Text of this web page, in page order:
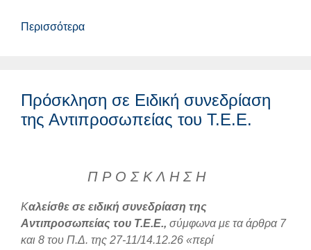
Περισσότερα
Πρόσκληση σε Ειδική συνεδρίαση
της Αντιπροσωπείας του Τ.Ε.Ε.
Π Ρ Ο Σ Κ Λ Η Σ Η
Καλείσθε σε ειδική συνεδρίαση της
Αντιπροσωπείας του Τ.Ε.Ε., σύμφωνα με τα άρθρα 7
και 8 του Π.Δ. της 27-11/14.12.26 «περί